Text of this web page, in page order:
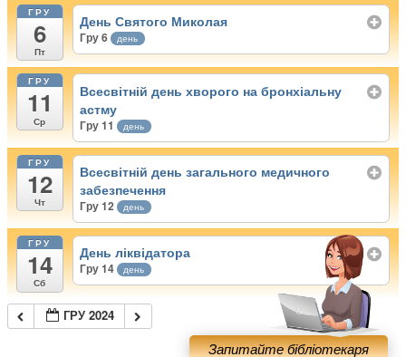
ГРУ
6
Пт
День Святого Миколая
Гру 6 день
ГРУ
11
Ср
Всесвітній день хворого на бронхіальну
астму
Гру 11 день
ГРУ
12
Чт
Всесвітній день загального медичного
забезпечення
Гру 12 день
ГРУ
14
Сб
День ліквідатора
Гру 14 день
ГРУ 2024